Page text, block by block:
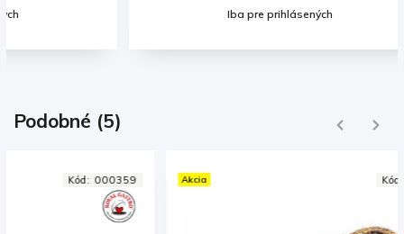
Podobné (5) Previous Next